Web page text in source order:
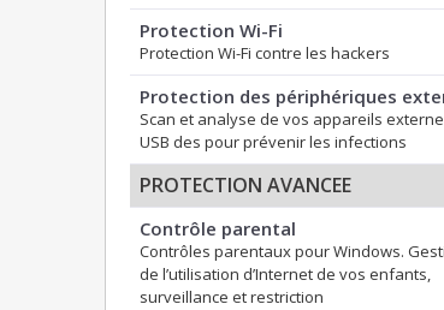
Protection Wi-Fi
Protection Wi-Fi contre les hackers
Protection des périphériques
Scan et analyse de vos appareils
USB des pour prévenir les infections
PROTECTION AVANCEE
Contrôle parental
Contrôles parentaux pour Windows.
de l’utilisation d’Internet de vos enfants,
surveillance et restriction